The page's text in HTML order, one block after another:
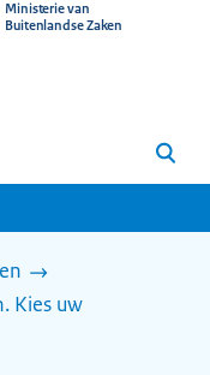
Ministerie van
Buitenlandse Zaken
Zoeken
Kies uw